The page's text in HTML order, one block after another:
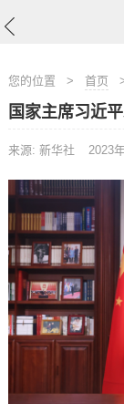
您的位置 > 首页
国家主席习近
来源: 新华社 2023